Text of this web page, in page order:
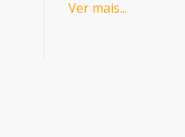
Ver mais...